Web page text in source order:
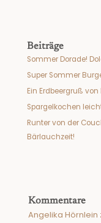
Beiträge
Sommer Dorade!
Super Sommer
Ein Erdbeergruß
Spargelkochen
Runter von der
Bärlauchzeit!
Kommentare
Angelika Hörnlein